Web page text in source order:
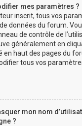
mes paramètres ?
inscrit, tous vos
données du forum.
de contrôle de
généralement en
en haut des pages du
tous vos
mon nom
?